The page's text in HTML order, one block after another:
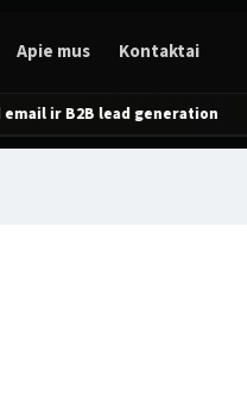
Apie mus Kontaktai
ir B2B lead generation